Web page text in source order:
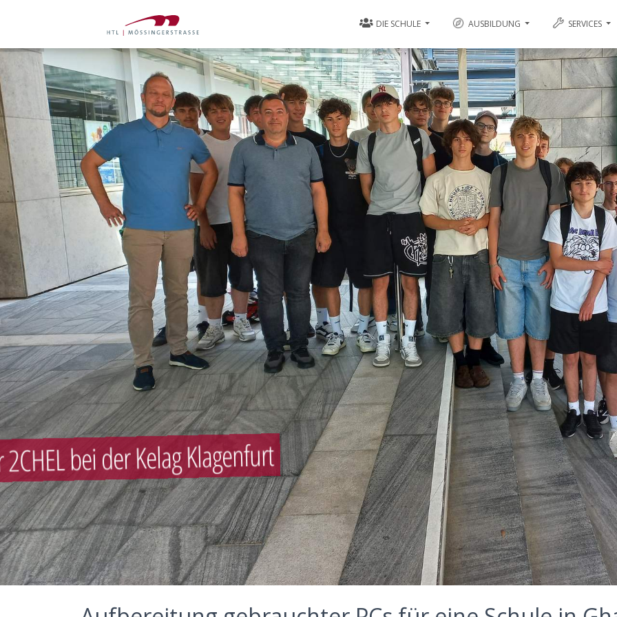
DIE SCHULE AUSBILDUNG SERVICES
Im Rahmen der Tage der Nachhaltigkeit durfte die 2CHEL die Kelag in Klagenfurt besuchen.
Besuch der 2CHEL bei der Kelag Klagenfurt